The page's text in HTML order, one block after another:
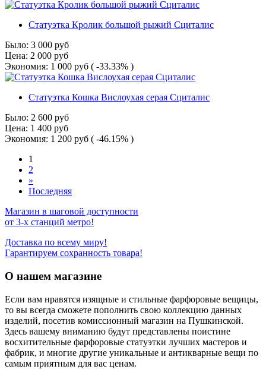
Статуэтка Кролик большой рыжий Сциталис
Было: 3 000 руб
Цена: 2 000 руб
Экономия: 1 000 руб ( -33.33% )
Статуэтка Кошка Вислоухая серая Сциталис
Было: 2 600 руб
Цена: 1 400 руб
Экономия: 1 200 руб ( -46.15% )
1
2
»
Последняя
Магазин в шаговой доступности
от 3-х станций метро!
Доставка по всему миру!
Гарантируем сохранность товара!
О нашем магазине
Если вам нравятся изящные и стильные фарфоровые вещицы,
то вы всегда сможете пополнить свою коллекцию данных
изделий, посетив комиссионный магазин на Пушкинской.
Здесь вашему вниманию будут представлены поистине
восхитительные фарфоровые статуэтки лучших мастеров и
фабрик, и многие другие уникальные и антикварные вещи по
самым приятным для вас ценам.